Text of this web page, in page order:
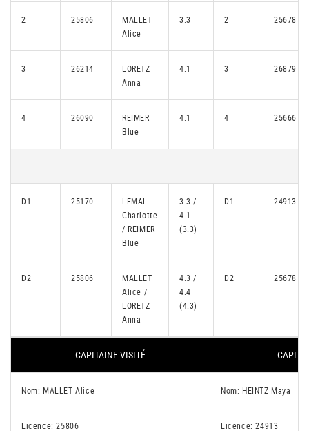
2 25806
MALLET
Alice
3.3 2 25678
3 26214
LORETZ
Anna
4.1 3 26879
4 26090
REIMER
Blue
4.1 4 25666
D1 25170
LEMAL
Charlotte
/ REIMER
Blue
3.3 /
4.1
(3.3)
D1 24913
D2 25806
MALLET
Alice /
LORETZ
Anna
4.3 /
4.4
(4.3)
D2 25678
CAPITAINE VISITÉ
Nom: MALLET Alice Nom: HEINTZ Maya
Licence: 25806 Licence: 24913